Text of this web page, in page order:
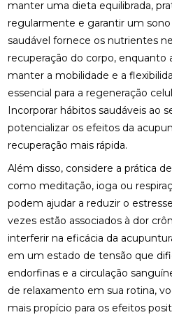
manter uma dieta equilibrada,
regularmente e garantir um
saudável fornece os nutrientes
recuperação do corpo, enquanto
manter a mobilidade e a
essencial para a regeneração
Incorporar hábitos saudáveis ao
potencializar os efeitos da
recuperação mais rápida.
Além disso, considere a prática
como meditação, ioga ou
podem ajudar a reduzir o
vezes estão associados à dor
interferir na eficácia da
em um estado de tensão que
endorfinas e a circulação
de relaxamento em sua rotina,
mais propício para os efeitos
CONFORTO
FISIOTERAPIA PARA LABIRINTITE: COMO O
TRATAMENTO PODE
FISIOTERAPIA PARA LABIRINTITE: COMO O
TRATAMENTO PODE
BEM-ESTAR
FISIOTERAPIA PARA LABIRINTITE: COMO O
TRATAMENTO PODE
QUALIDADE DE VIDA
FISIOTERAPIA PARA LABIRINTITE: MELHORE SEU
EQUILÍBRIO
FISIOTERAPIA PARA LABIRINTO: BENEFÍCIOS E
TRATAMENTOS
FISIOTERAPIA PARA LABIRINTO: COMO O